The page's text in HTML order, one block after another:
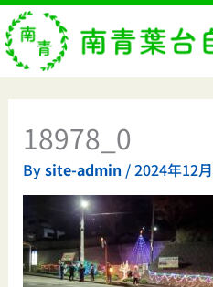
内
容
を
ス
キ
18978_0
Bysite-admin /2024年12